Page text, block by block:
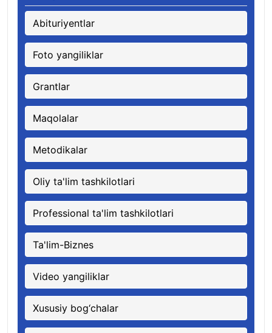
Abituriyentlar
Foto yangiliklar
Grantlar
Maqolalar
Metodikalar
Oliy ta'lim tashkilotlari
Professional ta'lim tashkilotlari
Ta'lim-Biznes
Video yangiliklar
Xususiy bog‘chalar